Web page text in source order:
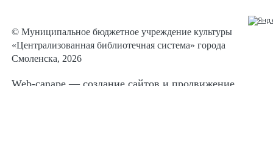
© Муниципальное бюджетное учреждение культуры
«Централизованная библиотечная система» города
Смоленска, 2026
Web-canape — создание сайтов и продвижение